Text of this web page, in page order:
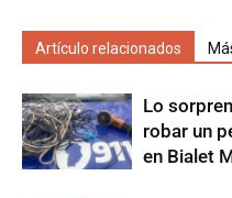
Artículo relacionados
Lo
robar un
en Bialet